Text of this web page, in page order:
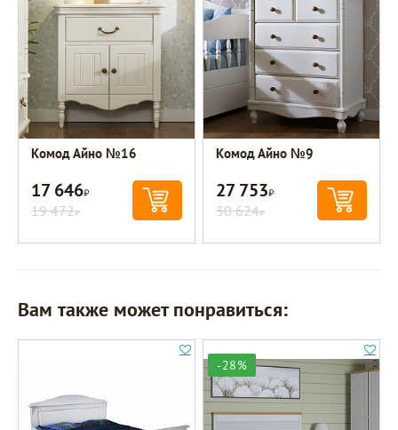
Комод Айно №16
17 646Р
19 472Р
Комод Айно №9
27 753Р
30 624Р
Вам также может понравиться:
-28%